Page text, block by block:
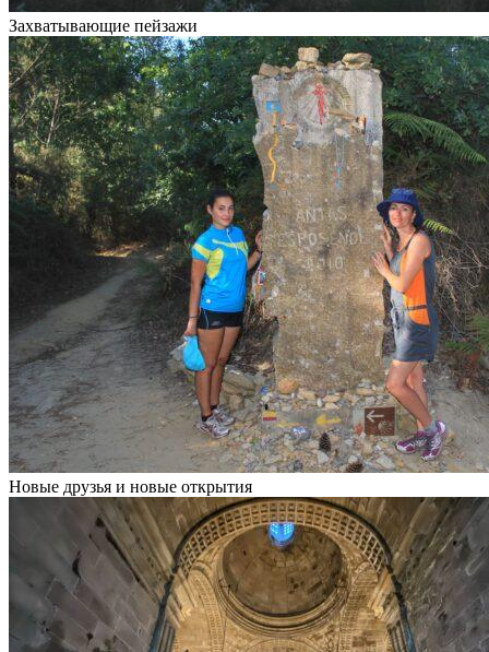
Захватывающие пейзажи
Новые друзья и новые открытия